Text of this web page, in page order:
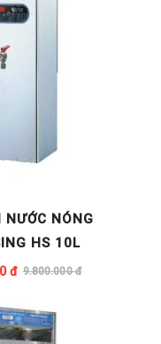
NƯỚC NÓNG
HS 10L
đ 9.800.000 đ